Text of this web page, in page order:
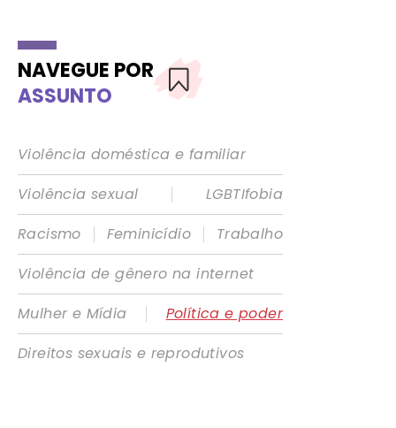
NAVEGUE POR
ASSUNTO
Violência doméstica e familiar
Violência sexual
|
LGBTIfobia
Racismo
| Feminicídio |
Trabalho
Violência de gênero na internet
Mulher e Mídia
|
Política e poder
Direitos sexuais e reprodutivos